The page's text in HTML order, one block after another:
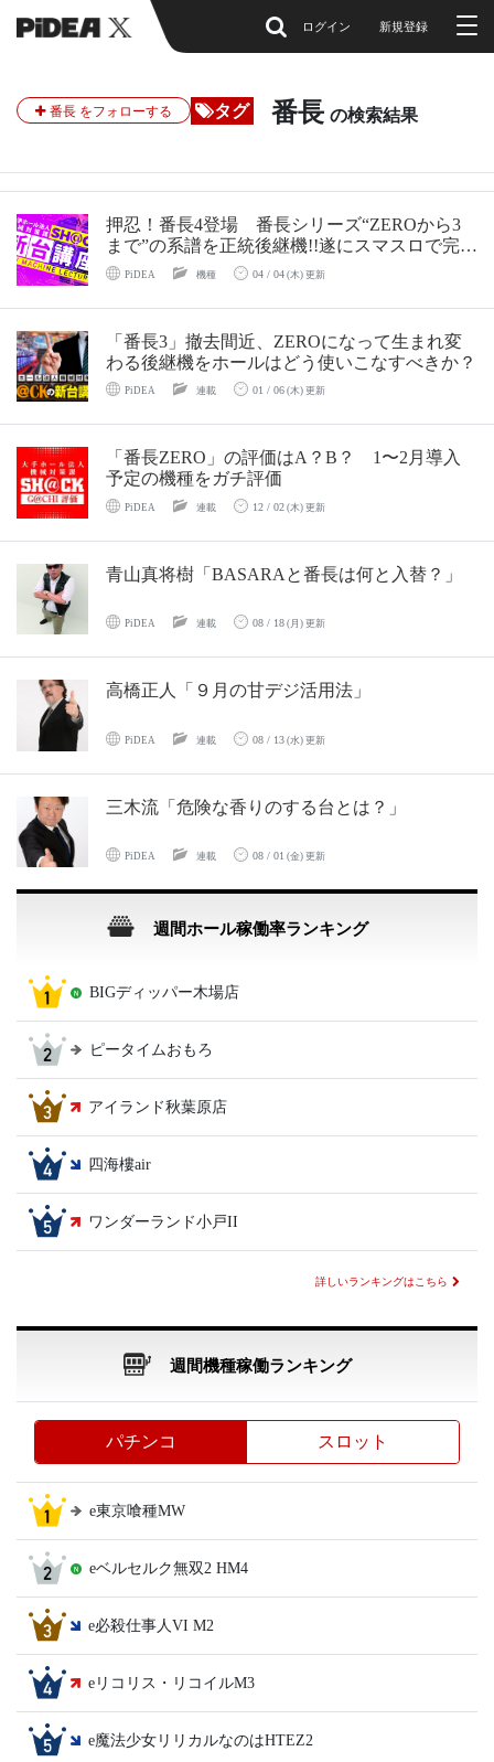
ログイン 新規登録
タグ 番長 の検索結果
番長 をフォローする
押忍！番長4登場 番長シリーズ“ZEROから3
まで”の系譜を正統後継機!!遂にスマスロで完
成!!PiDEA 機種 04 / 04(木) 更新
「番長3」撤去間近、ZEROになって生まれ変
わる後継機をホールはどう使いこなすべきか？
PiDEA 連載 01 / 06(木) 更新
「番長ZERO」の評価はA？B？ 1〜2月導入
予定の機種をガチ評価
PiDEA 連載 12 / 02(木) 更新
青山真将樹「BASARAと番長は何と入替？」
PiDEA 連載 08 / 18(月) 更新
高橋正人「９月の甘デジ活用法」
PiDEA 連載 08 / 13(水) 更新
三木流「危険な香りのする台とは？」
PiDEA 連載 08 / 01 (金) 更新
週間ホール稼働率ランキング
BIGディッパー木場店
ピータイムおもろ
アイランド秋葉原店
四海樓air
ワンダーランド小戸II
詳しいランキングはこちら
週間機種稼働ランキング
パチンコ スロット
e東京喰種MW
eベルセルク無双2 HM4
e必殺仕事人VI M2
eリコリス・リコイルM3
e魔法少女リリカルなのはHTEZ2